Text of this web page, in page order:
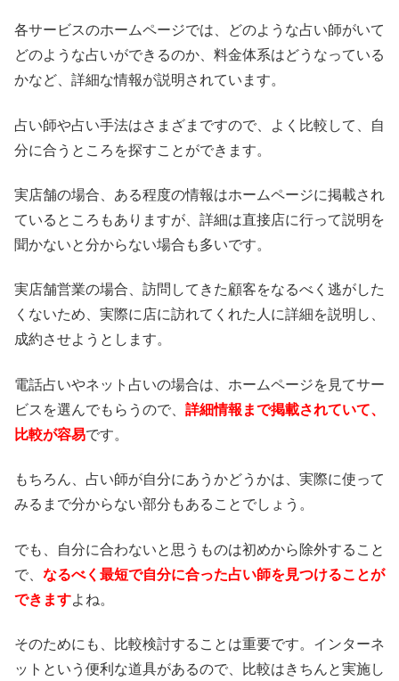
各サービスのホームページでは、どのような占い師がいて
どのような占いができるのか、料金体系はどうなっている
かなど、詳細な情報が説明されています。
占い師や占い手法はさまざまですので、よく比較して、自
分に合うところを探すことができます。
実店舗の場合、ある程度の情報はホームページに掲載され
ているところもありますが、詳細は直接店に行って説明を
聞かないと分からない場合も多いです。
実店舗営業の場合、訪問してきた顧客をなるべく逃がした
くないため、実際に店に訪れてくれた人に詳細を説明し、
成約させようとします。
電話占いやネット占いの場合は、ホームページを見てサー
ビスを選んでもらうので、 詳細情報まで掲載されていて、
比較が容易です。
もちろん、占い師が自分にあうかどうかは、実際に使って
みるまで分からない部分もあることでしょう。
でも、自分に合わないと思うものは初めから除外すること
で、 なるべく最短で自分に合った占い師を見つけることが
できますよね。
そのためにも、比較検討することは重要です。インターネ
ットという便利な道具があるので、比較はきちんと実施し